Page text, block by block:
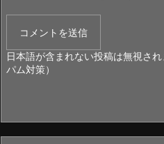
日本語が含まれない投稿は無視さ
パム対策）